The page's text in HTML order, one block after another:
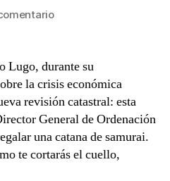
en
Lugo, durante su
la crisis económica
revisión catastral: esta
General de Ordenación
una catana de samurai.
te cortarás el cuello,